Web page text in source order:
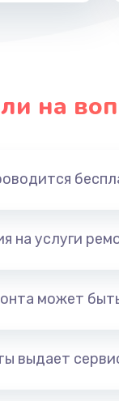
на
на услуги
может
выдает